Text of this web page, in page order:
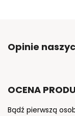
Opinie
OCENA
Bądź pierwszą